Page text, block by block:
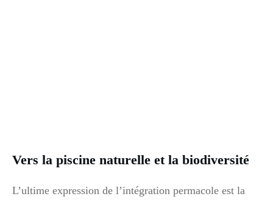
Vers la piscine naturelle et la biodiversité
L’ultime expression de l’intégration permacole est la